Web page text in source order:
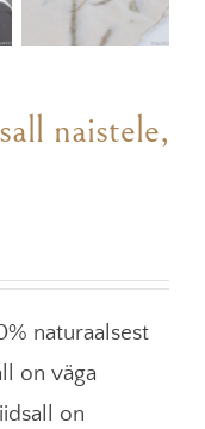
naistele,
naturaalsest
on väga
on